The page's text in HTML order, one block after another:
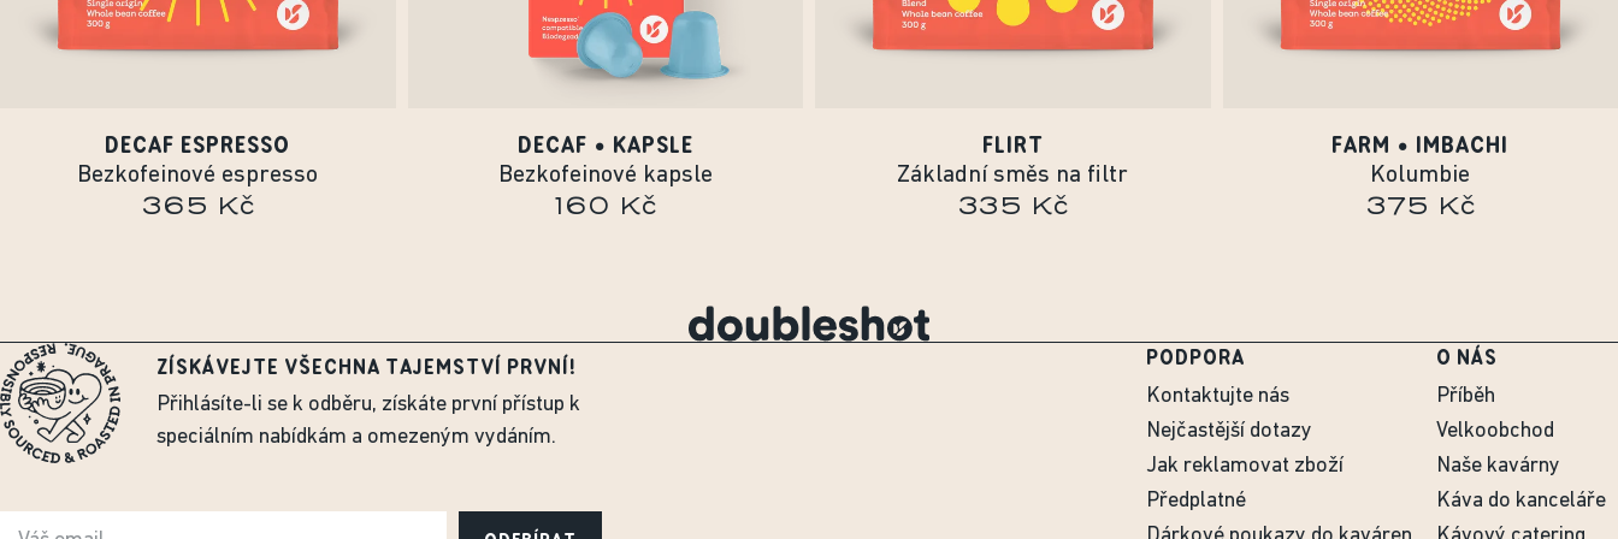
DECAF ESPRESSO
Bezkofeinové espresso
365 Kč
DECAF • KAPSLE
Bezkofeinové kapsle
160 Kč
FLIRT
Základní směs na filtr
335 Kč
FARM • IMBACHI
Kolumbie
375 Kč
ZÍSKÁVEJTE VŠECHNA TAJEMSTVÍ PRVNÍ!
Přihlásíte-li se k odběru, získáte první přístup k
speciálním nabídkám a omezeným vydáním.
PODPORA
Kontaktujte nás
Nejčastější dotazy
Jak reklamovat zboží
Předplatné
O NÁS
Příběh
Velkoobchod
Naše kavárny
Káva do kanceláře